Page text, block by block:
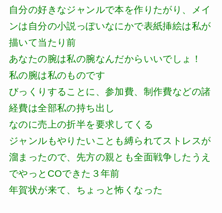
自分の好きなジャンルで本を作りたがり、メイ
ンは自分の小説っぽいなにかで表紙挿絵は私が
描いて当たり前
あなたの腕は私の腕なんだからいいでしょ！
私の腕は私のものです
びっくりすることに、参加費、制作費などの諸
経費は全部私の持ち出し
なのに売上の折半を要求してくる
ジャンルもやりたいことも縛られてストレスが
溜まったので、先方の親とも全面戦争したうえ
でやっとCOできた３年前
年賀状が来て、ちょっと怖くなった